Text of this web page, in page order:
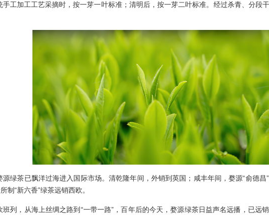
手工加工工艺采摘时，按一芽一叶标准；清明后，按一芽二叶标准。经过杀青、分段
茶已飘洋过海进入国际市场。清乾隆年间，外销到英国；咸丰年间，婺源“俞德昌
制“新六香”绿茶远销西欧。
，从海上丝绸之路到“一带一路”，百年后的今天，婺源绿茶日益声名远播，已远